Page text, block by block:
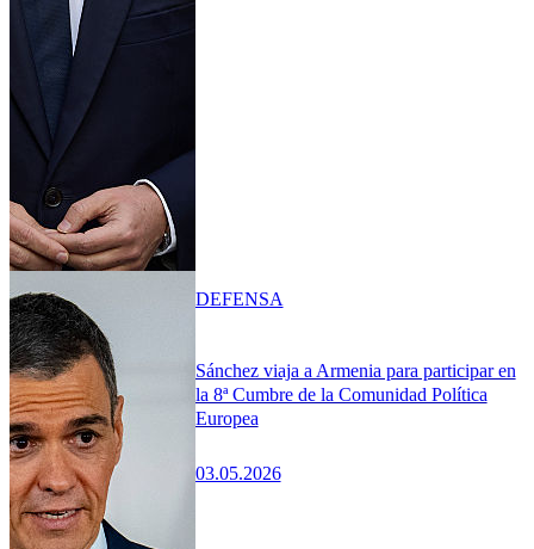
Sánchez viaja a Armenia para participar en
la 8ª Cumbre de la Comunidad Política
Europea
03.05.2026
DEFENSA